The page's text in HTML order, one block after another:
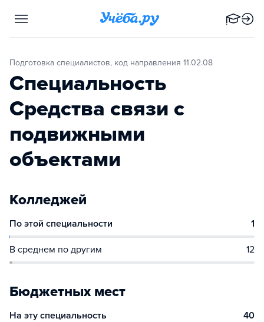
Подготовка специалистов, код направления 11.02.08
Специальность
Средства связи с
подвижными
объектами
Колледжей
По этой специальности 1
В среднем по другим 12
Бюджетных мест
На эту специальность 40